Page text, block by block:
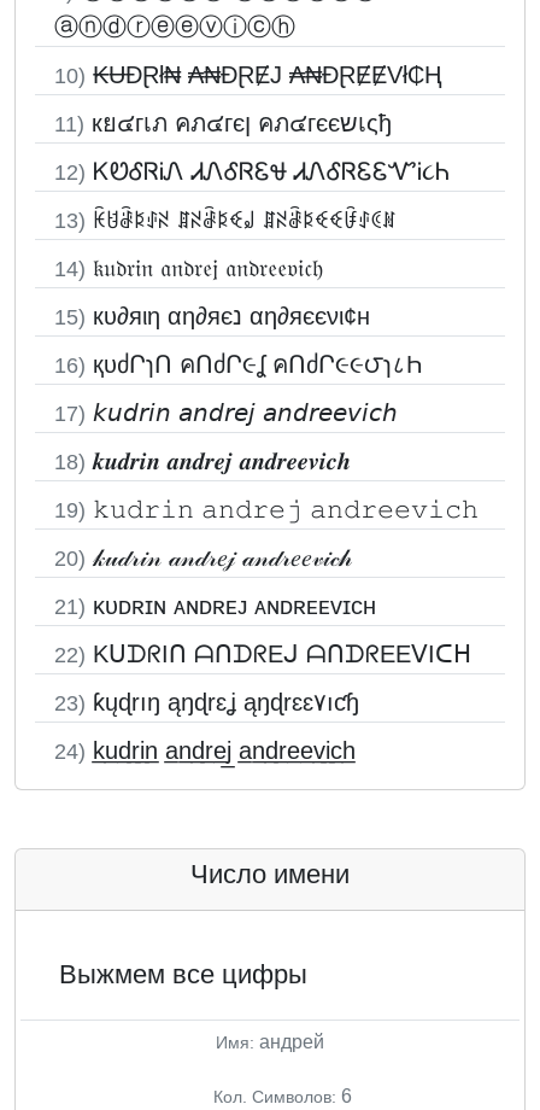
ⓐⓝⓓⓡⓔⓔⓥⓘⓒⓗ
10) ₭ɄĐⱤł₦ ₳₦ĐⱤɆJ ₳₦ĐⱤɆɆVł₵Ⱨ
11) кย๔гเภ คภ๔гєן คภ๔гєєשเςђ
12) ᏦᏬᎴᏒᎥᏁ ᏗᏁᎴᏒᏋᏠ ᏗᏁᎴᏒᏋᏋᏉᎥ૮Ꮒ
13) ꀗꐇꂠꌅꂑꋊ ꁲꋊꂠꌅꈼ꒻ ꁲꋊꂠꌅꈼꈼꀰꂑꀯꍩ
14) 𝔨𝔲𝔡𝔯𝔦𝔫 𝔞𝔫𝔡𝔯𝔢𝔧 𝔞𝔫𝔡𝔯𝔢𝔢𝔳𝔦𝔠𝔥
15) кυ∂яιη αη∂яєנ αη∂яєєνι¢н
16) қυძՐɿՈ คՈძՐ૯ʆ คՈძՐ૯૯౮ɿ८Һ
17) 𝘬𝘶𝘥𝘳𝘪𝘯 𝘢𝘯𝘥𝘳𝘦𝘫 𝘢𝘯𝘥𝘳𝘦𝘦𝘷𝘪𝘤𝘩
18) 𝒌𝒖𝒅𝒓𝒊𝒏 𝒂𝒏𝒅𝒓𝒆𝒋 𝒂𝒏𝒅𝒓𝒆𝒆𝒗𝒊𝒄𝒉
19) 𝚔𝚞𝚍𝚛𝚒𝚗 𝚊𝚗𝚍𝚛𝚎𝚓 𝚊𝚗𝚍𝚛𝚎𝚎𝚟𝚒𝚌𝚑
20) 𝓀𝓊𝒹𝓇𝒾𝓃 𝒶𝓃𝒹𝓇𝑒𝒿 𝒶𝓃𝒹𝓇𝑒𝑒𝓋𝒾𝒸𝒽
21) ᴋᴜᴅʀɪɴ ᴀɴᴅʀᴇᴊ ᴀɴᴅʀᴇᴇᴠɪᴄʜ
22) KᑌᗪᖇIᑎ ᗩᑎᗪᖇEᒍ ᗩᑎᗪᖇEEᐯIᑕᕼ
23) ƙųɖrıŋ ąŋɖrɛʝ ąŋɖrɛɛ۷ıƈɧ
24) k̲u̲d̲r̲i̲n̲ a̲n̲d̲r̲e̲j̲ a̲n̲d̲r̲e̲e̲v̲i̲c̲h̲
Число имени
Выжмем все цифры
Имя: андрей
Кол. Символов: 6